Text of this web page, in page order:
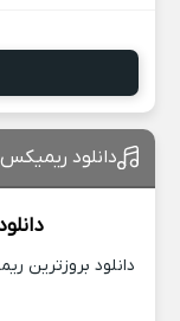
دانلود
دانلود بروزترین